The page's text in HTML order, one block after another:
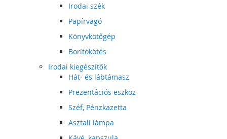
Irodai szék
Papírvágó
Könyvkötőgép
Borítókötés
Irodai kiegészítők
Hát- és lábtámasz
Prezentációs eszköz
Széf, Pénzkazetta
Asztali lámpa